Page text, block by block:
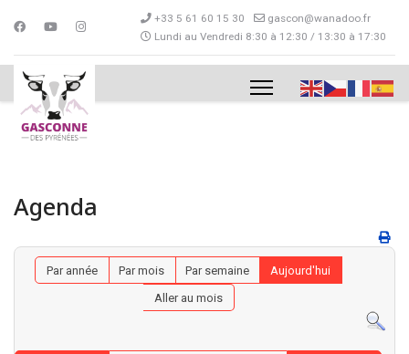
+33 5 61 60 15 30
gascon@wanadoo.fr
Lundi au Vendredi 8:30 à 12:30 / 13:30 à 17:30
Agenda
Par année Par mois Par semaine
Aujourd'hui
Aller au mois